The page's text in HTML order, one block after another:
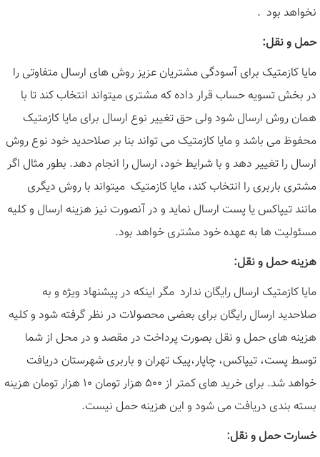
نخواهد بود .
حمل و نقل:
مایا کازمتیک برای آسودگی مشتریان عزیز روش های ارسال متفاوتی را
در بخش تسویه حساب قرار داده که مشتری میتواند انتخاب کند تا با
همان روش ارسال شود ولی حق تغییر نوع ارسال برای مایا کازمتیک
محفوظ می باشد و مایا کازمتیک می تواند بنا بر صلاحدید خود نوع روش
ارسال را تغییر دهد و با شرایط خود، ارسال را انجام دهد. بطور مثال اگر
مشتری باربری را انتخاب کند، مایا کازمتیک میتواند با روش دیگری
مانند تیپاکس یا پست ارسال نماید و در آنصورت نیز هزینه ارسال و کلیه
مسئولیت ها به عهده خود مشتری خواهد بود.
هزینه حمل و نقل:
مایا کازمتیک ارسال رایگان ندارد مگر اینکه در پیشنهاد ویژه و به
صلاحدید ارسال رایگان برای بعضی محصولات در نظر گرفته شود و کلیه
هزینه های حمل و نقل بصورت پرداخت در مقصد و در محل از شما
توسط پست، تیپاکس، چاپار،پیک تهران و باربری شهرستان دریافت
خواهد شد. برای خرید های کمتر از ۵۰۰ هزار تومان ۱۰ هزار تومان هزینه
بسته بندی دریافت می شود و این هزینه حمل نیست.
خسارت حمل و نقل: